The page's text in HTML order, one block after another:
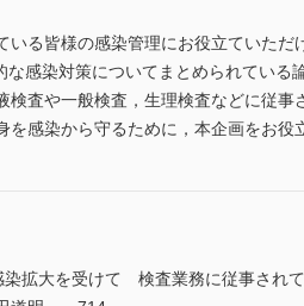
る皆様の感染管理にお役立ていた
感染対策についてまとめられてい
査や一般検査，生理検査などに従
感染から守るために，本企画をお役
感染拡大を受けて 検査業務に従事